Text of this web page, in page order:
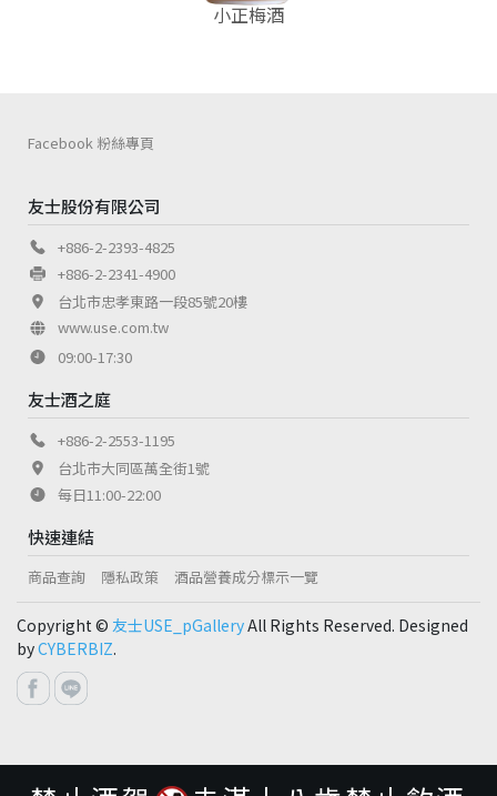
小正梅酒
友士股份有限公司
+886-2-2393-4825
+886-2-2341-4900
台北市忠孝東路一段85號20樓
www.use.com.tw
09:00-17:30
友士酒之庭
+886-2-2553-1195
台北市大同區萬全街1號
每日11:00-22:00
快速連結
商品查詢 隱私政策 酒品營養成分標示一覽
Facebook 粉絲專頁
Copyright © 友士USE_pGalleryAll Rights Reserved. Designed
byCYBERBIZ.